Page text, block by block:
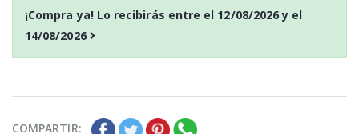
¡Compra ya! Lo recibirás entre el 12/08/2026y el
14/08/2026
COMPARTIR: